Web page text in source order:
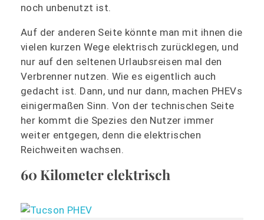
noch unbenutzt ist.
Auf der anderen Seite könnte man mit ihnen die
vielen kurzen Wege elektrisch zurücklegen, und
nur auf den seltenen Urlaubsreisen mal den
Verbrenner nutzen. Wie es eigentlich auch
gedacht ist. Dann, und nur dann, machen PHEVs
einigermaßen Sinn. Von der technischen Seite
her kommt die Spezies den Nutzer immer
weiter entgegen, denn die elektrischen
Reichweiten wachsen.
60 Kilometer elektrisch